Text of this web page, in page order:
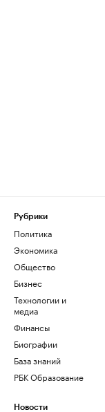
Рубрики
Политика
Экономика
Общество
Бизнес
Технологии и
медиа
Финансы
Биографии
База знаний
РБК Образование
Новости